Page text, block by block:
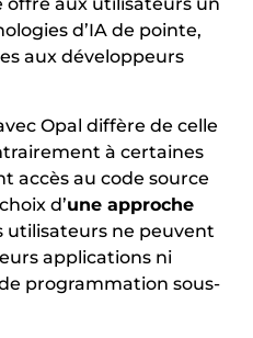
aux utilisateurs un
d’IA de pointe,
aux développeurs
Opal diffère de celle
à certaines
accès au code source
d’une approche
utilisateurs ne peuvent
applications ni
programmation sous-